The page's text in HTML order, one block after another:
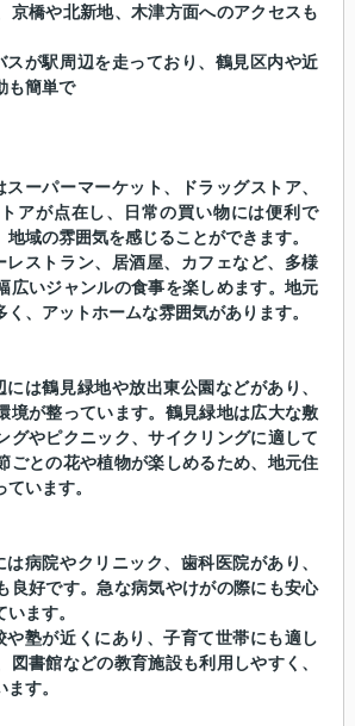
京橋や北新地、木津方面へのアクセスも
スが駅周辺を走っており、鶴見区内や近
も簡単で
ーパーマーケット、ドラッグストア、
アが点在し、日常の買い物には便利で
域の雰囲気を感じることができます。
レストラン、居酒屋、カフェなど、多様
広いジャンルの食事を楽しめます。地元
、アットホームな雰囲気があります。
は鶴見緑地や放出東公園などがあり、
境が整っています。鶴見緑地は広大な敷
グやピクニック、サイクリングに適して
ごとの花や植物が楽しめるため、地元住
います。
病院やクリニック、歯科医院があり、
良好です。急な病気やけがの際にも安心
ます。
塾が近くにあり、子育て世帯にも適し
図書館などの教育施設も利用しやすく、
す。